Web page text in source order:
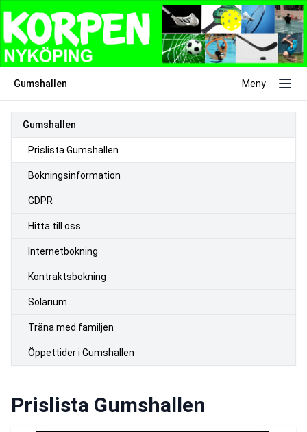
Gumshallen Meny
Gumshallen
Prislista Gumshallen
Bokningsinformation
GDPR
Hitta till oss
Internetbokning
Kontraktsbokning
Solarium
Träna med familjen
Öppettider i Gumshallen
Prislista Gumshallen